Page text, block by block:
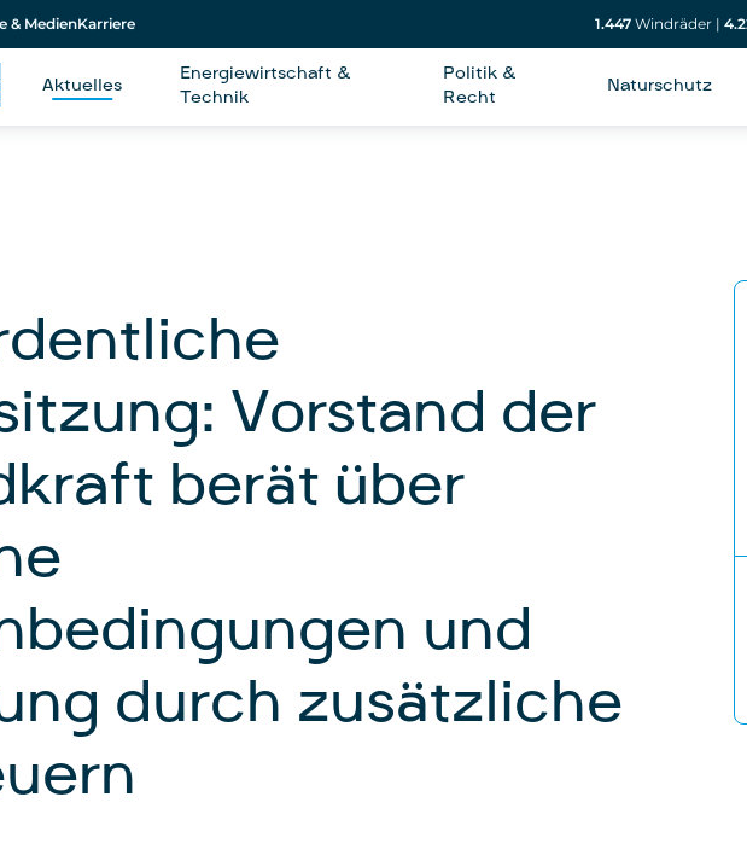
& MedienKarriere 1.447 Windräder |
Aktuelles
Energiewirtschaft &
Technik
Politik &
Recht
Naturschutz
Vorstand der
berät über
und
durch zusätzliche